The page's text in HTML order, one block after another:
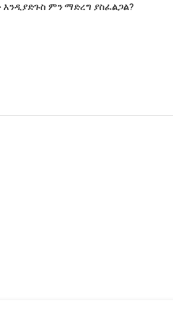
እንዲያድጉስ ምን ማድረግ ያስፈልጋል?